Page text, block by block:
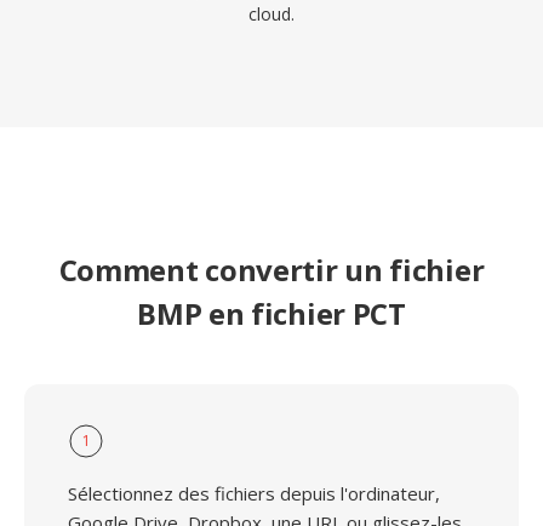
cloud.
Comment convertir un fichier
BMP en fichier PCT
1
Sélectionnez des fichiers depuis l'ordinateur,